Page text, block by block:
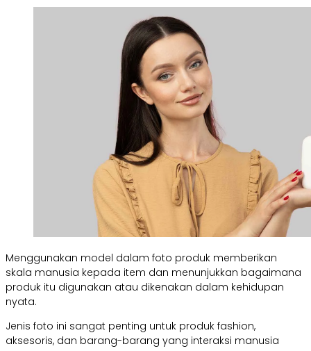
Menggunakan model dalam foto produk memberikan
skala manusia kepada item dan menunjukkan bagaimana
produk itu digunakan atau dikenakan dalam kehidupan
nyata.
Jenis foto ini sangat penting untuk produk fashion,
aksesoris, dan barang-barang yang interaksi manusia